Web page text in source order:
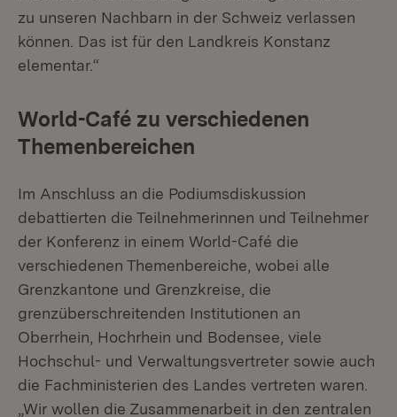
zu unseren Nachbarn in der Schweiz verlassen
können. Das ist für den Landkreis Konstanz
elementar.“
World-Café zu verschiedenen
Themenbereichen
Im Anschluss an die Podiumsdiskussion
debattierten die Teilnehmerinnen und Teilnehmer
der Konferenz in einem World-Café die
verschiedenen Themenbereiche, wobei alle
Grenzkantone und Grenzkreise, die
grenzüberschreitenden Institutionen an
Oberrhein, Hochrhein und Bodensee, viele
Hochschul- und Verwaltungsvertreter sowie auch
die Fachministerien des Landes vertreten waren.
„Wir wollen die Zusammenarbeit in den zentralen